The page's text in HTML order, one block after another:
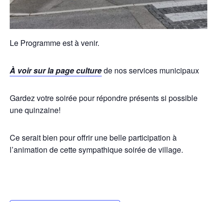
Le Programme est à venir.
À voir sur la page culturede nos services municipaux
Gardez votre soirée pour répondre présents si possible
une quinzaine!
Ce serait bien pour offrir une belle participation à
l’animation de cette sympathique soirée de village.